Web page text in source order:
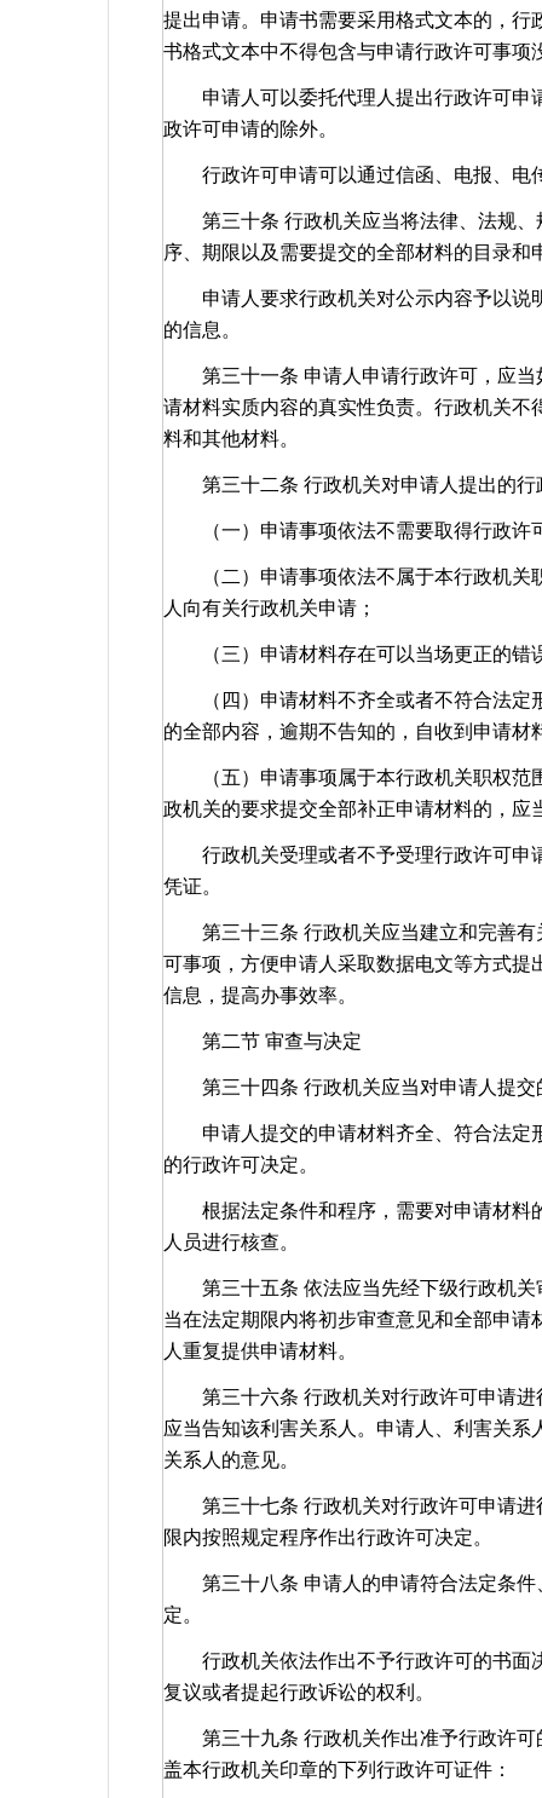
提出申请。申请书需要采用格式文本的，
书格式文本中不得包含与申请行政许可事项
申请人可以委托代理人提出行政许可申
政许可申请的除外。
行政许可申请可以通过信函、电报、电
第三十条 行政机关应当将法律、法规、
序、期限以及需要提交的全部材料的目录
申请人要求行政机关对公示内容予以说
的信息。
第三十一条 申请人申请行政许可，应当
请材料实质内容的真实性负责。行政机关
料和其他材料。
第三十二条 行政机关对申请人提出的行
（一）申请事项依法不需要取得行政许
（二）申请事项依法不属于本行政机关
人向有关行政机关申请；
（三）申请材料存在可以当场更正的错
（四）申请材料不齐全或者不符合法定
的全部内容，逾期不告知的，自收到申请材
（五）申请事项属于本行政机关职权范
政机关的要求提交全部补正申请材料的，应
行政机关受理或者不予受理行政许可申
凭证。
第三十三条 行政机关应当建立和完善有
可事项，方便申请人采取数据电文等方式
信息，提高办事效率。
第二节 审查与决定
第三十四条 行政机关应当对申请人提交
申请人提交的申请材料齐全、符合法定
的行政许可决定。
根据法定条件和程序，需要对申请材料
人员进行核查。
第三十五条 依法应当先经下级行政机关
当在法定期限内将初步审查意见和全部申
人重复提供申请材料。
第三十六条 行政机关对行政许可申请进
应当告知该利害关系人。申请人、利害关
关系人的意见。
第三十七条 行政机关对行政许可申请进
限内按照规定程序作出行政许可决定。
第三十八条 申请人的申请符合法定条件
定。
行政机关依法作出不予行政许可的书面
复议或者提起行政诉讼的权利。
第三十九条 行政机关作出准予行政许可
盖本行政机关印章的下列行政许可证件：